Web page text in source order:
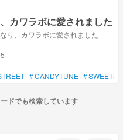
カワラボに愛されました
り、カワラボに愛されました
#CANDYTUNE #
ドでも検索しています